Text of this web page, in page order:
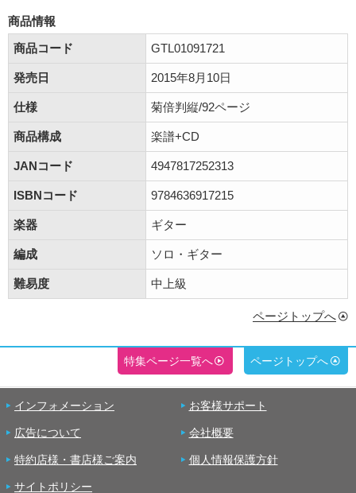
商品情報
商品コード
GTL01091721
発売日 2015年8月10日
仕様 菊倍判縦/92ページ
商品構成 楽譜+CD
JANコード 4947817252313
ISBNコード 9784636917215
楽器 ギター
編成 ソロ・ギター
難易度 中上級
ページトップへ
特集ページ一覧へ ページトップへ
インフォメーション お客様サポート
広告について 会社概要
特約店様・書店様ご案内 個人情報保護方針
サイトポリシー